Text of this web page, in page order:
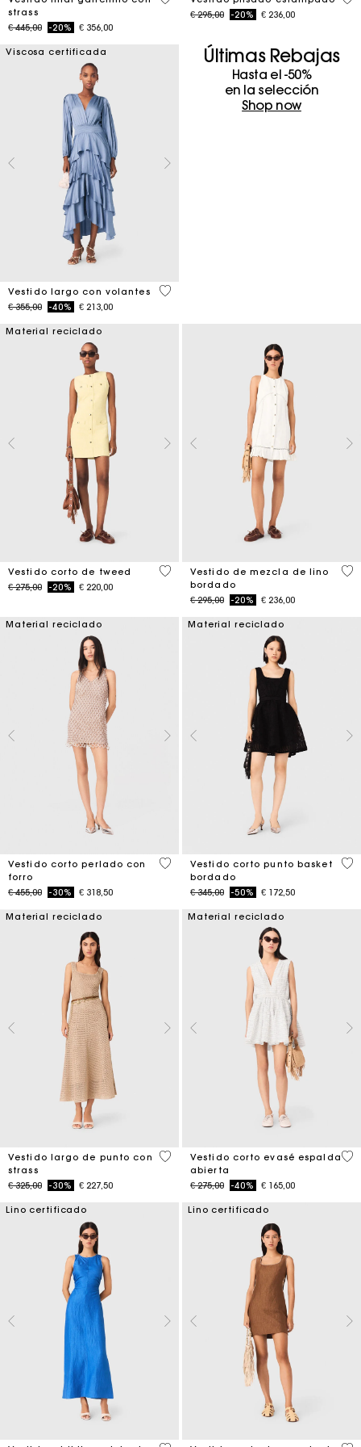
strass
Price reduced from
€ 445,00to-20% € 356,00
Price reduced from
€ 295,00to-20% € 236,00
Viscosa certificada
Vestido largo con volantes
Price reduced from
€ 355,00to-40% € 213,00
5 out of 5 Customer Rating
Últimas Rebajas
Hasta el -50%
en la selección
Shop now
Material reciclado
Vestido corto de tweed
Price reduced from
€ 275,00to-20% € 220,00
4,7 out of 5 Customer Rating
Vestido de mezcla de lino
bordado
Price reduced from
€ 295,00to-20% € 236,00
4,5
Material reciclado
Vestido corto perlado con
forro
Price reduced from
€ 455,00to-30% € 318,50
3,3 out of 5 Customer Rating
Material reciclado
Vestido corto punto basket
bordado
Price reduced from
€ 345,00to-50% € 172,50
4,6
Material reciclado
Vestido largo de punto con
strass
Price reduced from
€ 325,00to-30% € 227,50
4,4 out of 5 Customer Rating
Material reciclado
Vestido corto evasé espalda
abierta
Price reduced from
€ 275,00to-40% € 165,00
3,7
Lino certificado Lino certificado